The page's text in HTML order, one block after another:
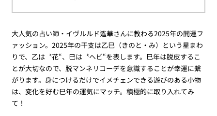
大人気の占い師・イヴルルド遙華さんに教わる2025年の開運フ
ァッション。2025年の干支は乙巳（きのと・み）という星まわ
りで、乙は〝花“、巳は〝ヘビ“を表します。巳年は脱皮するこ
とが大切なので、脱マンネリコーデを意識することが幸運に繋
がります。身につけるだけでイメチェンできる遊びのある小物
は、変化を好む巳年の運気にマッチ。積極的に取り入れてみ
て！